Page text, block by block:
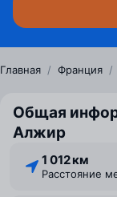
Главная / Франция /
Общая
Алжир
1 012 км
Расстояние